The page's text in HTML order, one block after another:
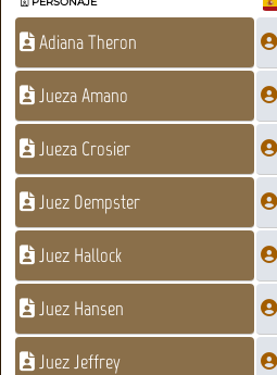
Adiana Theron
Jueza Amano
Jueza Crosier
Juez Dempster
Juez Hallock
Juez Hansen
Juez Jeffrey